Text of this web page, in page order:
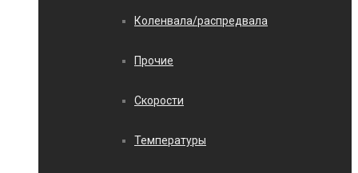
Коленвала/распредвала
Прочие
Скорости
Температуры